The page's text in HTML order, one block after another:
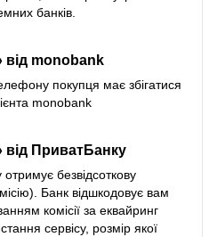
банків.
від monobank
покупця має збігатися
monobank
від ПриватБанку
безвідсоткову
Банк відшкодовує вам
комісії за еквайринг
сервісу, розмір якої